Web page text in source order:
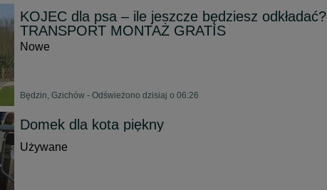
KOJEC dla psa – ile jeszcze będziesz odkładać? |
TRANSPORT MONTAŻ GRATIS
Nowe
Będzin, Gzichów - Odświeżono dzisiaj o 06:26
Domek dla kota piękny
Używane